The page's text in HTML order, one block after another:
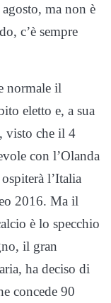
ma non è
c’è sempre
normale il
eletto e, a sua
visto che il 4
con l’Olanda
l’Italia
2016. Ma il
è lo specchio
il gran
ha deciso di
concede 90